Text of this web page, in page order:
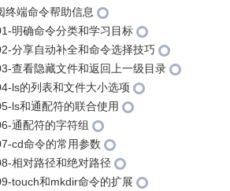
终端命令帮助信息
明确命令分类和学习目标
分享自动补全和命令选择技巧
查看隐藏文件和返回上一级目录
ls的列表和文件大小选项
ls和通配符的联合使用
通配符的字符组
cd命令的常用参数
相对路径和绝对路径
touch和mkdir命令的扩展